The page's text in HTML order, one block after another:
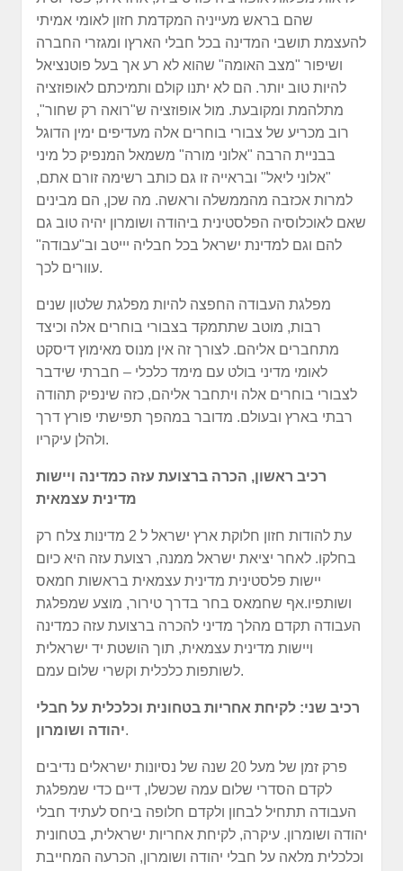
שהם בראש מעייניה המקדמת חזון לאומי אמיתי
להעצמת תושבי המדינה בכל חבלי הארץו ומגזרי החברה
ושיפור "מצב האומה" שהוא לא רע אך בעל פוטנציאל
להיות טוב יותר. הם לא יתנו קולם ותמיכתם לאופוזציה
מתלהמת ומקובעת. מול אופוזציה ש"רואה רק שחור",
רוב מכריע של צבורי בוחרים אלה מעדיפים ימין הדוגל
בבניית הרבה "אלוני מורה" משמאל המנפיק כל מיני
"אלוני ליאל" ובראייה זו גם כותב רשימה זורם אתם,
למרות אכזבה מהממשלה וראשה. מה שכן, הם מבינים
שאם לאוכלוסיה הפלסטינית ביהודה ושומרון יהיה טוב גם
להם וגם למדינת ישראל בכל חבליה יייטב וב"עבודה"
עוורים לכך.
מפלגת העבודה החפצה להיות מפלגת שלטון שנים
רבות, מוטב שתתמקד בצבורי בוחרים אלה וכיצד
מתחברים אליהם. לצורך זה אין מנוס מאימוץ דיסקט
לאומי מדיני בולט עם מימד כלכלי – חברתי שידבר
לצבורי בוחרים אלה ויתחבר אליהם, כזה שינפיק תהודה
רבתי בארץ ובעולם. מדובר במהפך תפישתי פורץ דרך
ולהלן עיקריו.
רכיב ראשון, הכרה ברצועת עזה כמדינה ויישות
מדינית עצמאית
עת להודות חזון חלוקת ארץ ישראל ל 2 מדינות צלח רק
בחלקו. לאחר יציאת ישראל ממנה, רצועת עזה היא כיום
יישות פלסטינית מדינית עצמאית בראשות חמאס
ושותפיו.אף שחמאס בחר בדרך טירור, מוצע שמפלגת
העבודה תקדם מהלך מדיני להכרה ברצועת עזה כמדינה
ויישות מדינית עצמאית, תוך הושטת יד ישראלית
לשותפות כלכלית וקשרי שלום עמם.
רכיב שני: לקיחת אחריות בטחונית וכלכלית על חבלי
יהודה ושומרון.
פרק זמן של מעל 20 שנה של נסיונות ישראלים נדיבים
לקדם הסדרי שלום עמה שכשלו, דיים כדי שמפלגת
העבודה תתחיל לבחון ולקדם חלופה ביחס לעתיד חבלי
יהודה ושומרון. עיקרה, לקיחת אחריות ישראלית, בטחונית
וכלכלית מלאה על חבלי יהודה ושומרון, הכרעה המחייבת